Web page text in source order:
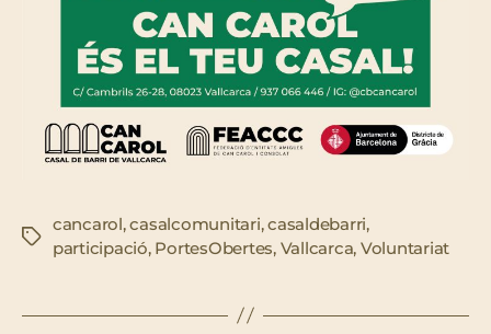
Etiquetes
cancarol,casalcomunitari,casaldebarri,
participació, PortesObertes, Vallcarca, Voluntariat